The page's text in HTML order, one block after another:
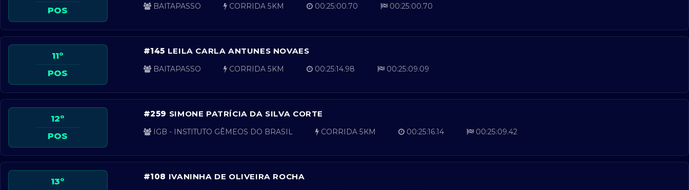
POS
BAITAPASSO CORRIDA 5KM 00:25:00.70 00:25:00.70
11º
POS
#145 LEILA CARLA ANTUNES NOVAES
BAITAPASSO CORRIDA 5KM 00:25:14.98 00:25:09.09
12º
POS
#259 SIMONE PATRÍCIA DA SILVA CORTE
IGB - INSTITUTO GÊMEOS DO BRASIL CORRIDA 5KM 00:25:16.14 00:25:09.42
13º
#108 IVANINHA DE OLIVEIRA ROCHA